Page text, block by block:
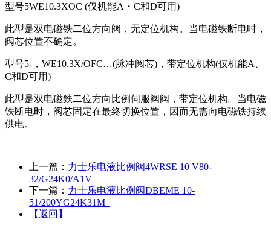
型号5WE10.3XOC (仅机能A・C和D可用)
此型是双电磁铁二位方向阀，无定位机构。当电磁铁断电时，
阀芯位置不确定。
型号5-，WE10.3X/OFC…(脉冲阅芯)，带定位机构(仅机能A、
C和D可用)
此型是双电磁鉄二位方向比例伺服阀阀，带定位机构。当电磁
铁断电时，阀芯固定在最终切换位置，因而无需向电磁铁持续
供电。
上一篇： 力士乐电液比例阀4WRSE 10 V80-
32/G24K0/A1V
下一篇： 力士乐电液比例阀DBEME 10-
51/200YG24K31M
【返回】